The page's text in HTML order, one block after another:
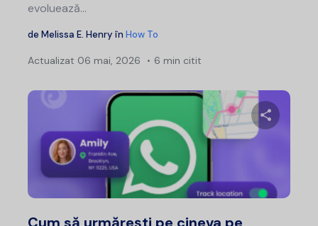
evoluează...
de Melissa E. Henry în How To
Actualizat 06 mai, 2026 6 min citit